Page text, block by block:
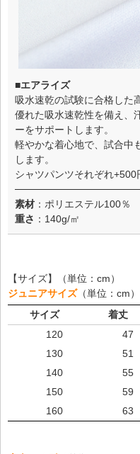
■エアライズ
吸水速乾の試験に合格した
優れた吸水速乾性を備え、
ーをサポートします。
軽やかな着心地で、試合中
します。
シャツパンツそれぞれ+500
素材 ：ポリエステル100％
重さ ：140g/㎡
【サイズ】（単位：cm）
ジュニアサイズ（単位：cm）
サイズ
着丈
120
47
130
51
140
55
150
59
160
63